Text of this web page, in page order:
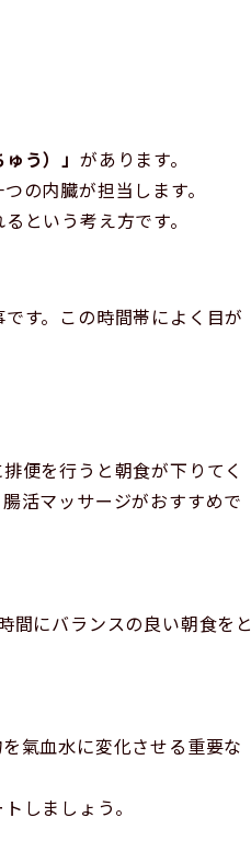
ゅう）」があります。
の内臓が担当します。
という考え方です。
す。この時間帯によく目が
便を行うと朝食が下りてく
活マッサージがおすすめで
間にバランスの良い朝食をと
氣血水に変化させる重要な
しましょう。